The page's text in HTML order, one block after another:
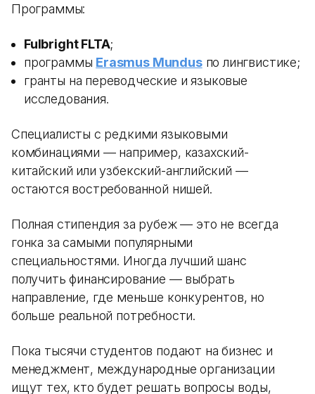
Программы:
Fulbright FLTA;
программы Erasmus Mundusпо лингвистике;
гранты на переводческие и языковые
исследования.
Специалисты с редкими языковыми
комбинациями — например, казахский-
китайский или узбекский-английский —
остаются востребованной нишей.
Полная стипендия за рубеж — это не всегда
гонка за самыми популярными
специальностями. Иногда лучший шанс
получить финансирование — выбрать
направление, где меньше конкурентов, но
больше реальной потребности.
Пока тысячи студентов подают на бизнес и
менеджмент, международные организации
ищут тех, кто будет решать вопросы воды,